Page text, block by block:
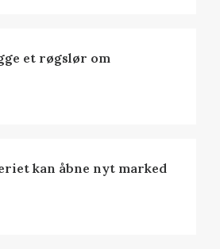
et røgslør om
kan åbne nyt marked